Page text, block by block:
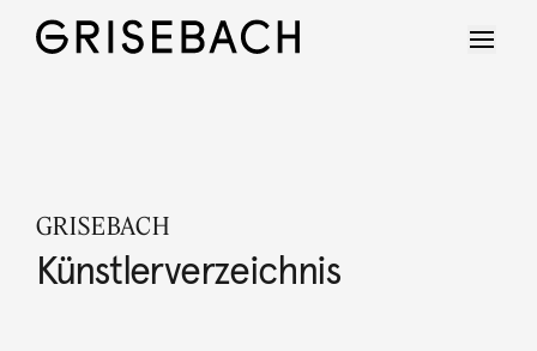
GRISEBACH
Künstlerverzeichnis